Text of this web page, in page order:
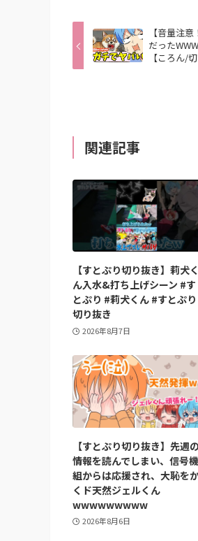
【音量注
だった
【ころん/
関連記事
【すとぷり切り抜き】莉犬く
ん入水&打ち上げシーン #す
とぷり #莉犬くん #すとぷり
切り抜き
2026年8月7日
【すとぷり切り抜き】先週の
情報を読んでしまい、信号機
組からは応援され、大恥を
くド天然ジェルくん
wwwwwwwww
2026年8月6日